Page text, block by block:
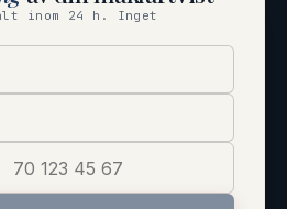
inom 24 h. Inget